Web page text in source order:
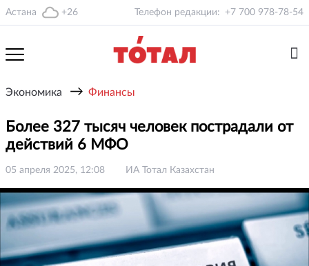
Астана +26 Телефон редакции: +7 700 978-78-54
Экономика → Финансы
Более 327 тысяч человек пострадали от
действий 6 МФО
05 апреля 2025, 12:08 ИА Тотал Казахстан